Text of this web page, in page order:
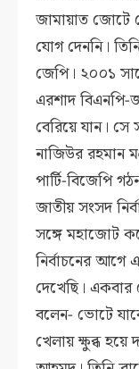
জামায়াত জোটে
যোগ দেননি।
জেপি। ২০০১
এরশাদ বিএনপি-
বেরিয়ে যান। সে
নাজিউর রহমান
পার্টি-বিজেপি
জাতীয় সংসদ
সঙ্গে মহাজোট
নির্বাচনের আগে
দেখেছি।
বলেন- ভোটে
খেলায় ক্ষুব্ধ